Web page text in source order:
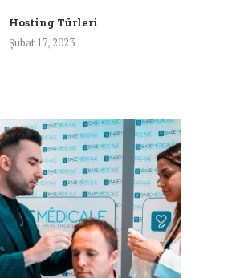
Hosting Türleri
Şubat 17, 2023